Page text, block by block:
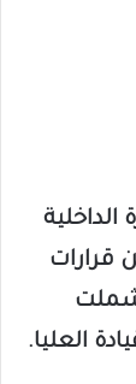
الداخلية
قرارات
ترتيبات العام 2025، شملت
العليا.